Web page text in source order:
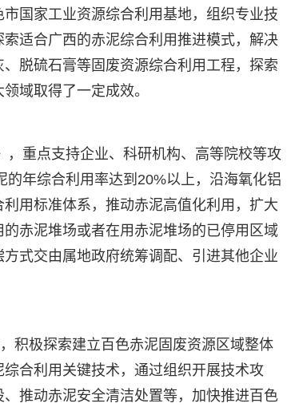
国家工业资源综合利用基地，组织专业技
适合广西的赤泥综合利用推进模式，解决
脱硫石膏等固废资源综合利用工程，探索
域取得了一定成效。
重点支持企业、科研机构、高等院校等攻
年综合利用率达到20%以上，沿海氧化铝
用标准体系，推动赤泥高值化利用，扩大
赤泥堆场或者在用赤泥堆场的已停用区域
式交由属地政府统筹调配、引进其他企业
积极探索建立百色赤泥固废资源区域整体
合利用关键技术，通过组织开展技术攻
推动赤泥安全清洁处置等，加快推进百色